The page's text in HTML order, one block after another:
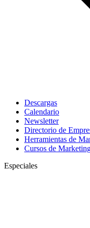
Descargas
Calendario
Newsletter
Directorio de
Herramientas de
Cursos de
Especiales